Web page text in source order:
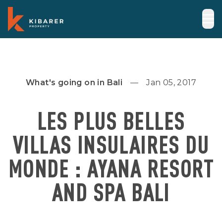
What's going on in Bali Jan 05, 2017
LES PLUS BELLES
VILLAS INSULAIRES DU
MONDE : AYANA RESORT
AND SPA BALI